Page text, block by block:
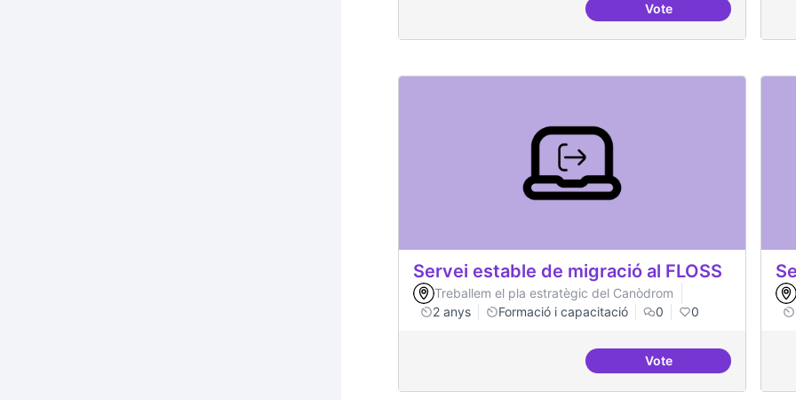
VoteSuport a projectes
Servei estable de migració al FLOSS
Treballem el pla estratègic del Canòdrom
2 anys
Formació i capacitació 0 0
VoteServei estable de